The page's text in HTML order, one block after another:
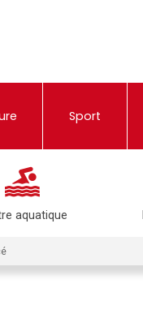
Sport
aquatique